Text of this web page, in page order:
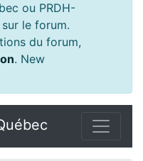
ou PRDH-
le forum.
du forum,
. New